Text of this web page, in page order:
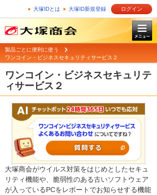
大塚IDとは 大塚ID新規登録 ログイン
製品ごとに便利に使う
ワンコイン・ビジネスセキュリティサービス２
ワンコイン・ビジネスセキュリテ
ィサービス２
大塚商会がウイルス対策をはじめとしたセキュ
リティ機能や、脆弱性のある古いソフトウェア
が入っているPCをレポートでお知らせする機能